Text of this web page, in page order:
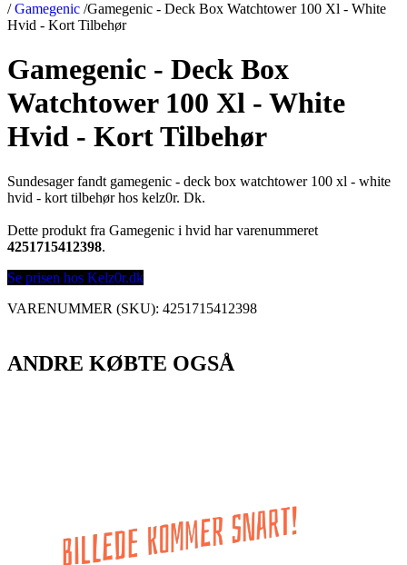
/ Gamegenic /Gamegenic - Deck Box Watchtower 100 Xl - White
Hvid - Kort Tilbehør
Gamegenic - Deck Box
Watchtower 100 Xl - White
Hvid - Kort Tilbehør
Sundesager fandt gamegenic - deck box watchtower 100 xl - white
hvid - kort tilbehør hos kelz0r. Dk.
Dette produkt fra Gamegenic i hvid har varenummeret
4251715412398.
Se prisen hos Kelz0r.dk
VARENUMMER (SKU): 4251715412398
ANDRE KØBTE OGSÅ